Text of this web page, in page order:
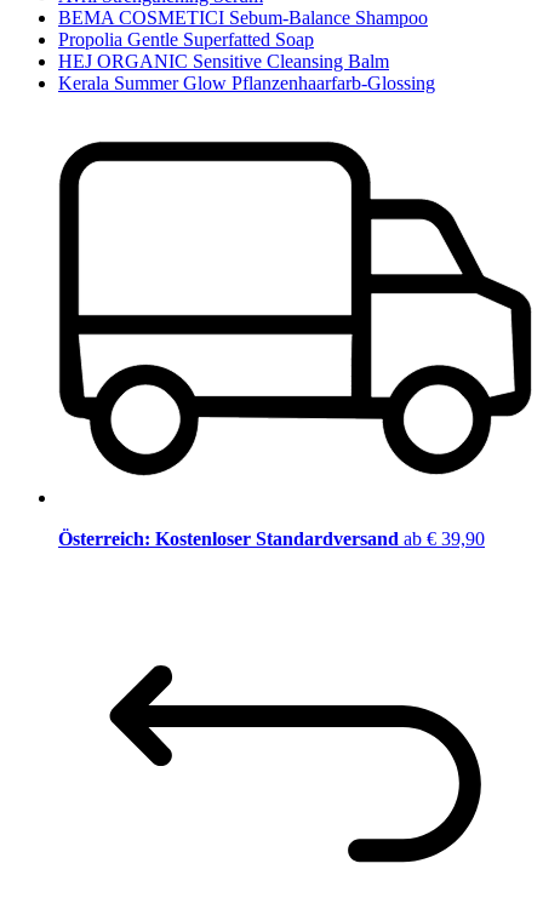
BEMA COSMETICI Sebum-Balance Shampoo
Propolia Gentle Superfatted Soap
HEJ ORGANIC Sensitive Cleansing Balm
Kerala Summer Glow Pflanzenhaarfarb-Glossing
Österreich: Kostenloser Standardversand ab € 39,90